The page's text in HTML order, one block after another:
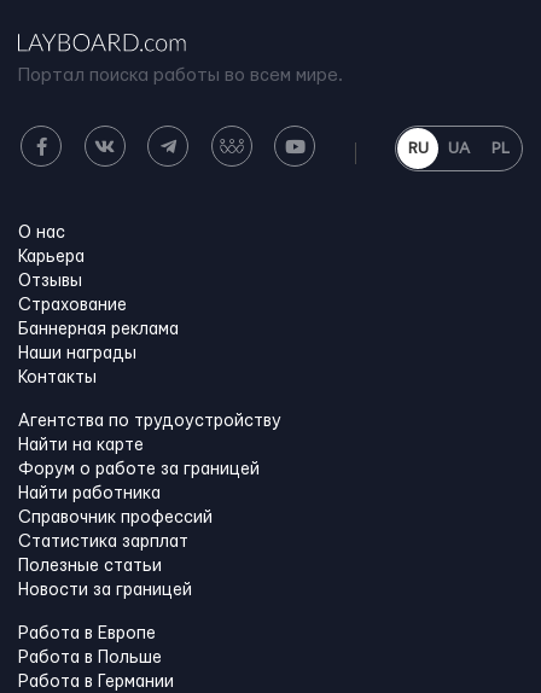
Портал поиска работы во всем мире.
RU UA PL
О нас
Карьера
Отзывы
Страхование
Баннерная реклама
Наши награды
Контакты
Агентства по трудоустройству
Найти на карте
Форум о работе за границей
Найти работника
Справочник профессий
Статистика зарплат
Полезные статьи
Новости за границей
Работа в Европе
Работа в Польше
Работа в Германии